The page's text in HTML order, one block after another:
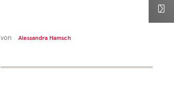
von Alessandra Hamsch
